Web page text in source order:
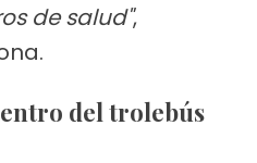
de salud",
del trolebús